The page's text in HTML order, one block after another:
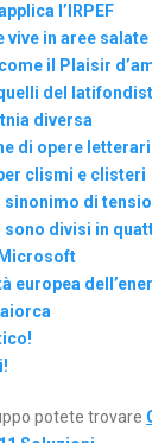
l’IRPEF
vive in aree salate
il Plaisir
del
diversa
di opere
clismi e clisteri
sinonimo di
sono divisi in
europea
potete trovare